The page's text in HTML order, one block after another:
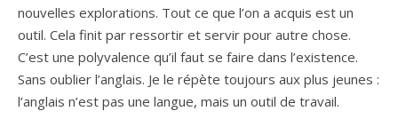
nouvelles explorations. Tout ce que l’on a acquis est un
outil. Cela finit par ressortir et servir pour autre chose.
C’est une polyvalence qu’il faut se faire dans l’existence.
Sans oublier l’anglais. Je le répète toujours aux plus jeunes :
l’anglais n’est pas une langue, mais un outil de travail.